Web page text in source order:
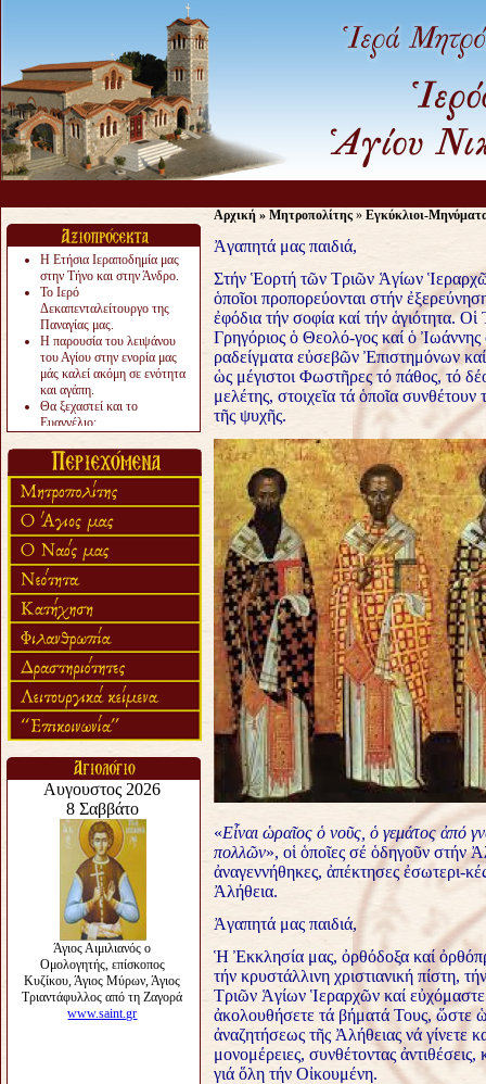
Η Ετήσια Ιεραποδημία μας
στην Τήνο και στην Άνδρο.
Το Ιερό
Δεκαπενταλείτουργο της
Παναγίας μας.
Η παρουσία του λειψάνου
του Αγίου στην ενορία μας
μάς καλεί ακόμη σε ενότητα
και αγάπη.
Θα ξεχαστεί και το
Ευαγγέλιο;
«πολύ αργά».
Ζητείται....
Αρχική » Μητροπολίτης » Εγκύκλιοι-
Ἀγαπητά μας παιδιά,
Στήν Ἑορτή τῶν Τριῶν Ἁγίων
ὁποῖοι προπορεύονται στήν
ἐφόδια τήν σοφία καί τήν ἁγιότητα.
Γρηγόριος ὁ Θεολό-γος καί ὁ
ραδείγματα εὐσεβῶν Ἐπιστημόνων
ὡς μέγιστοι Φωστῆρες τό πάθος, τό
μελέτης, στοιχεῖα τά ὁποῖα
τῆς ψυχῆς.
«Εἶναι ὡραῖος ὁ νοῦς, ὁ γεμάτος ἀπό
πολλῶν», οἱ ὁποῖες σέ ὁδηγοῦν στήν
ἀναγεννήθηκες, ἀπέκτησες ἐσωτερι-
Ἀλήθεια.
Ἀγαπητά μας παιδιά,
Ἡ Ἐκκλησία μας, ὀρθόδοξα καί
τήν κρυστάλλινη χριστιανική πίστη,
Τριῶν Ἁγίων Ἱεραρχῶν καί
ἀκολουθήσετε τά βήματά Τους, ὥστε
ἀναζητήσεως τῆς Ἀλήθειας νά γίνετε
μονομέρειες, συνθέτοντας
γιά ὅλη τήν Οἰκουμένη.